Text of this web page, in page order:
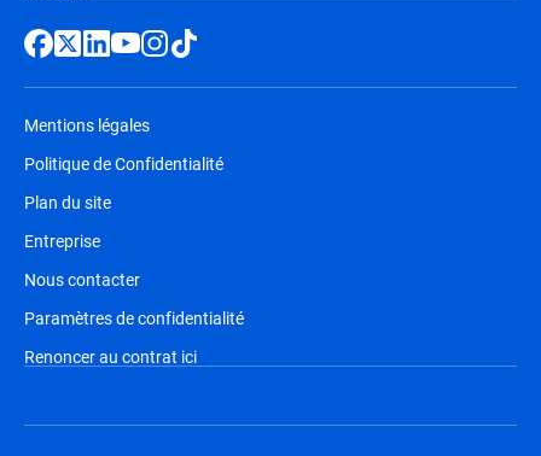
Mentions légales
Politique de Confidentialité
Plan du site
Entreprise
Nous contacter
Paramètres de confidentialité
Renoncer au contrat ici